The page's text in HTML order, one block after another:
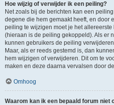
Hoe wijzig of verwijder ik een peiling?
Net zoals bij de berichten kan een
degene die hem gemaakt heeft, en door
peiling te wijzigen moet je het
(hieraan is de peiling gekoppeld). Als er
kunnen gebruikers de peiling
Maar, als er reeds gestemd is, dan
hem wijzigen of verwijderen. Dit om te
maken en deze daarna vervalsen door
Omhoog
Waarom kan ik een bepaald forum niet